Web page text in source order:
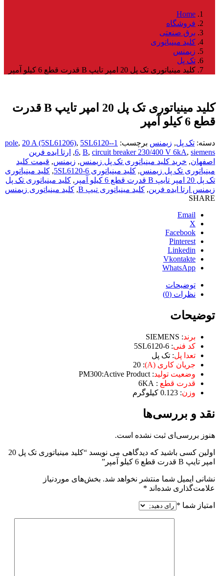
Home
فروشگاه
برق صنعتی
کلید مینیاتوری
زیمنس
تک پل
کلید مینیاتوری تک پل 20 امپر تایپ B قدرت قطع 6 کیلو آمپر
کلید مینیاتوری تک پل 20 امپر تایپ B قدرت
قطع 6 کیلو آمپر
دسته: تک پل, زیمنس برچسب: 1-pole
, 20 A (5SL61206), 5SL6120-
6, B, circuit breaker 230/400 V 6kA, siemens
, ارتا ایده فرین
اصفهان, خرید کلید مینیاتوری تک پل زیمنس, زیمنس, قیمت کلید
مینیاتوری تک پل زیمنس, کلید مینیاتوری 5SL6120-6 , کلید مینیاتوری
تک پل 20 امپر تایپ B قدرت قطع 6 کیلو آمپر
, کلید مینیاتوری تک پل
زیمنس ارتا ایده فرین, کلید مینیاتوری تیپ B , کلید مینیاتوری زیمنس
SHARE
Email
X
Facebook
Pinterest
Linkedin
Vkontakte
WhatsApp
توضیحات
نظرات (0)
توضیحات
برند: SIEMENS
کد فنی:
5SL6120-6
تعدا پل: تک پل
جریان کاری (A)
: 20
وضعیت تولید: PM300:Active Product
قدرت قطع : 6KA
وزن: 0.123 کیلوگرم
نقد و بررسی‌ها
هنوز بررسی‌ای ثبت نشده است.
اولین کسی باشید که دیدگاهی می نویسد “کلید مینیاتوری تک پل 20
امپر تایپ B قدرت قطع 6 کیلو آمپر”
نشانی ایمیل شما منتشر نخواهد شد. بخش‌های موردنیاز
علامت‌گذاری شده‌اند *
امتیاز شما *